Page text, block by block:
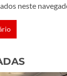
neste